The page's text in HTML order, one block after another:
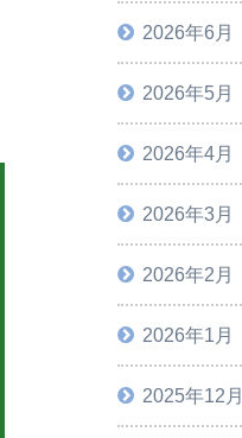
2026年6月
2026年5月
2026年4月
2026年3月
2026年2月
2026年1月
2025年12月